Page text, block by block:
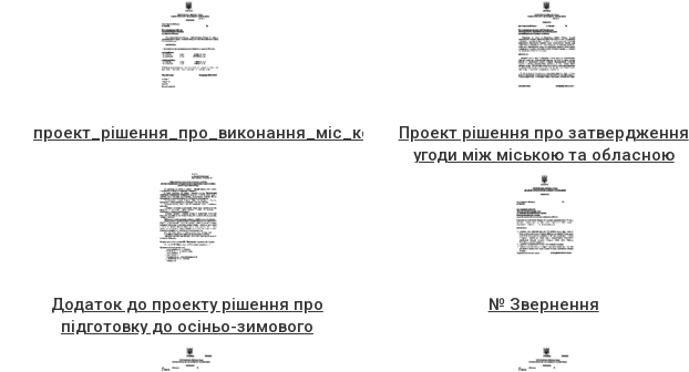
проект_рiшення_про_виконання_мiс_кого_бюджету_за_I_пiврiччя_2018_року
Проект рішення про затвердження
угоди між міською та обласною
радами (додається) від 11 09 18 на
сесію
Додаток до проекту рішення про
підготовку до осіньо-зимового
періоду 2018-2019 рр.
№ Звернення